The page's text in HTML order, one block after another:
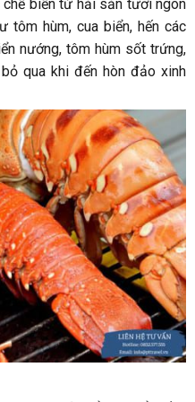
biến từ hải sản tươi ngon
tôm hùm, cua biển, hến các
nướng, tôm hùm sốt trứng,
qua khi đến hòn đảo xinh